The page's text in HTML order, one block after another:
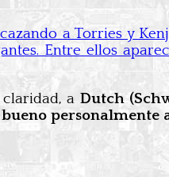
a Torries y
Entre ellos
a Dutch
personalmente